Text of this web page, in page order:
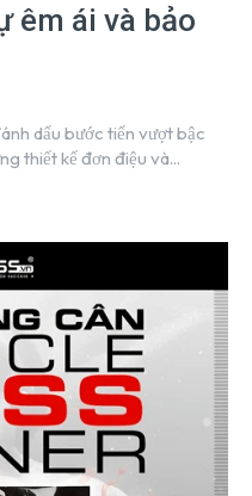
êm ái và bảo
dấu bước tiến vượt bậc
thiết kế đơn điệu và...